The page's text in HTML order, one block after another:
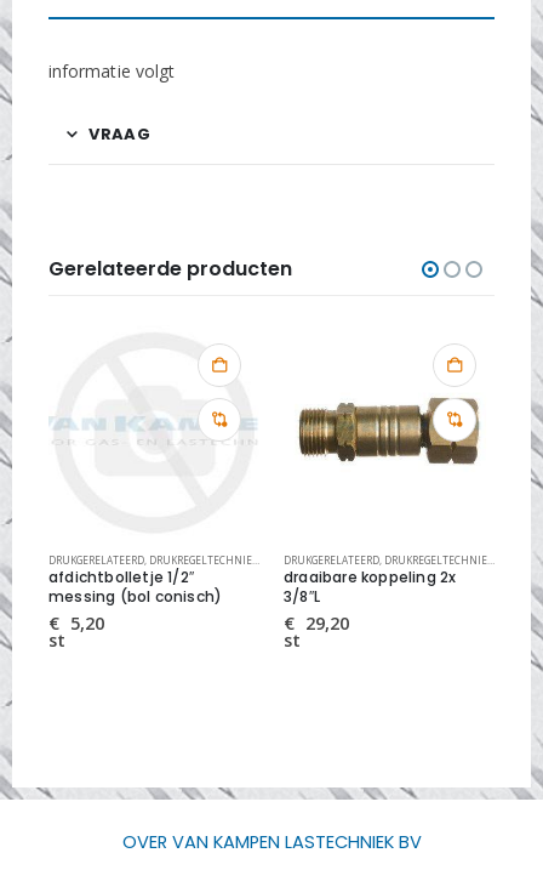
informatie volgt
VRAAG
Gerelateerde producten
LEIDINGSYSTEMEN
DRUKGERELATEERD DRUKREGELTECHNIEK WARTELS, TULES EN VERLOPEN
afdichtbolletje 1/2″
messing (bol conisch)
€ 5,20
st
DRUKGERELATEERD DRUKREGELTECHNIEK
draaibare koppeling 2x
3/8″L
€ 29,20
st
st
OVER VAN KAMPEN LASTECHNIEK BV